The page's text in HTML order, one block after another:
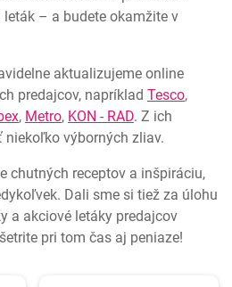
– a budete okamžite v
aktualizujeme online
predajcov, napríklad Tesco,
, Metro, KON - RAD. Z ich
výborných zliav.
chutných receptov a inšpiráciu,
Dali sme si tiež za úlohu
a akciové letáky predajcov
pri tom čas aj peniaze!